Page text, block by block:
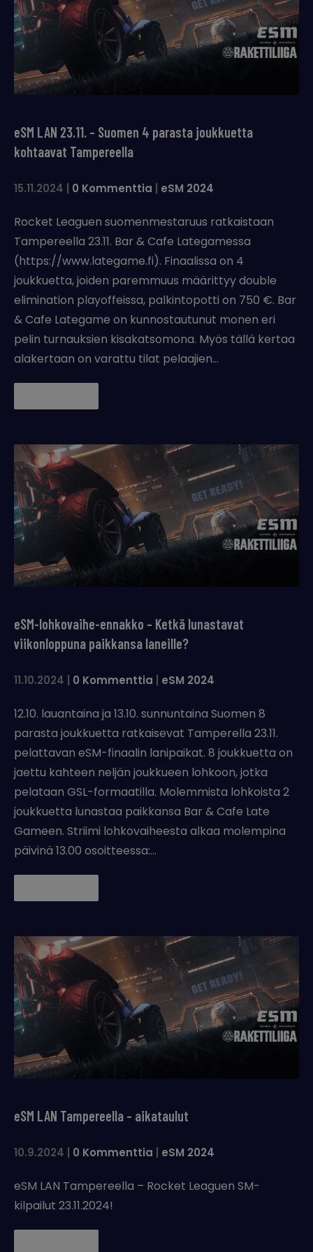
eSM LAN 23.11. – Suomen 4 parasta joukkuetta
kohtaavat Tampereella
15.11.2024 0 Kommenttia eSM 2024
Rocket Leaguen suomenmestaruus ratkaistaan
Tampereella 23.11. Bar & Cafe Lategamessa
(https://www.lategame.fi). Finaalissa on 4
joukkuetta, joiden paremmuus määrittyy double
elimination playoffeissa, palkintopotti on 750 €. Bar
& Cafe Lategame on kunnostautunut monen eri
pelin turnauksien kisakatsomona. Myös tällä kertaa
alakertaan on varattu tilat pelaajien…
eSM-lohkovaihe-ennakko – Ketkä lunastavat
viikonloppuna paikkansa laneille?
11.10.2024 0 Kommenttia eSM 2024
12.10. lauantaina ja 13.10. sunnuntaina Suomen 8
parasta joukkuetta ratkaisevat Tamperella 23.11.
pelattavan eSM-finaalin lanipaikat. 8 joukkuetta on
jaettu kahteen neljän joukkueen lohkoon, jotka
pelataan GSL-formaatilla. Molemmista lohkoista 2
joukkuetta lunastaa paikkansa Bar & Cafe Late
Gameen. Striimi lohkovaiheesta alkaa molempina
päivinä 13.00 osoitteessa:…
eSM LAN Tampereella – aikataulut
10.9.2024 0 Kommenttia eSM 2024
eSM LAN Tampereella – Rocket Leaguen SM-
kilpailut 23.11.2024!